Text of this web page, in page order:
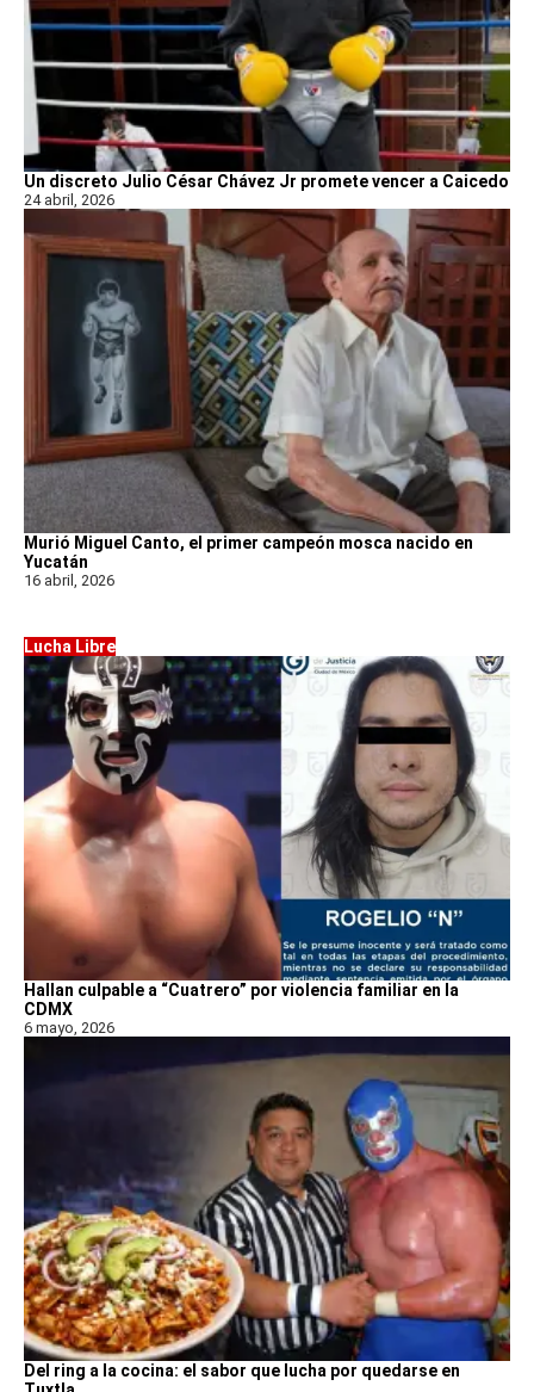
Un discreto Julio César Chávez Jr promete vencer a Caicedo
24 abril, 2026
Murió Miguel Canto, el primer campeón mosca nacido en
Yucatán
16 abril, 2026
Lucha Libre
Hallan culpable a “Cuatrero” por violencia familiar en la
CDMX
6 mayo, 2026
Del ring a la cocina: el sabor que lucha por quedarse en